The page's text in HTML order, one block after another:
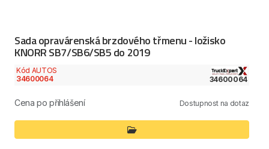
Sada opravárenská brzdového třmenu - ložisko
KNORR SB7/SB6/SB5 do 2019
Kód AUTOS
34600064
34600064
Cena po přihlášení Dostupnost na dotaz